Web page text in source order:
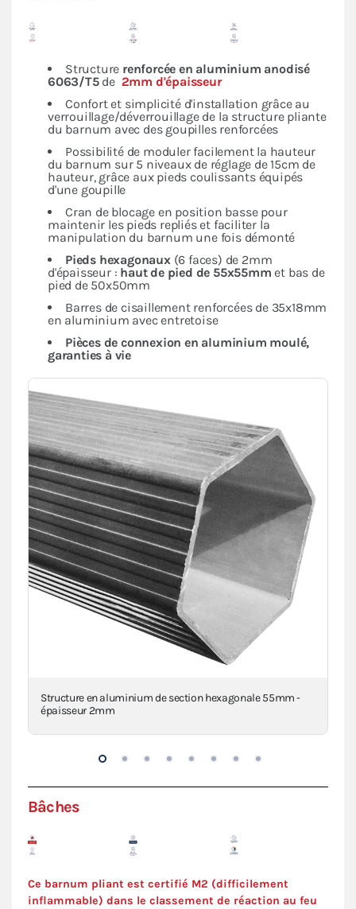
Structure renforcée en aluminium anodisé
6063/T5 de 2mm d'épaisseur
Confort et simplicité d'installation grâce au
verrouillage/déverrouillage de la structure pliante
du barnum avec des goupilles renforcées
Possibilité de moduler facilement la hauteur
du barnum sur 5 niveaux de réglage de 15cm de
hauteur, grâce aux pieds coulissants équipés
d'une goupille
Cran de blocage en position basse pour
maintenir les pieds repliés et faciliter la
manipulation du barnum une fois démonté
Pieds hexagonaux (6 faces) de 2mm
d'épaisseur : haut de pied de 55x55mm et bas de
pied de 50x50mm
Barres de cisaillement renforcées de 35x18mm
en aluminium avec entretoise
Pièces de connexion en aluminium moulé,
garanties à vie
Structure en aluminium de section hexagonale 55mm -
épaisseur 2mm
Bâches
Ce barnum pliant est certifié M2 (difficilement
inflammable) dans le classement de réaction au feu